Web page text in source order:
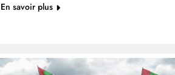
En savoir plus